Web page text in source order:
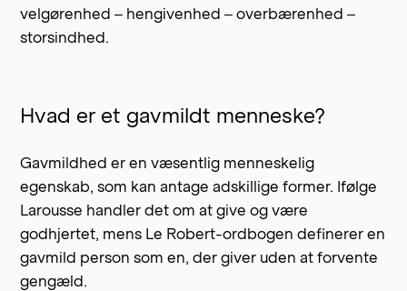
velgørenhed – hengivenhed – overbærenhed –
storsindhed.
Hvad er et gavmildt menneske?
Gavmildhed er en væsentlig menneskelig
egenskab, som kan antage adskillige former. Ifølge
Larousse handler det om at give og være
godhjertet, mens Le Robert-ordbogen definerer en
gavmild person som en, der giver uden at forvente
gengæld.